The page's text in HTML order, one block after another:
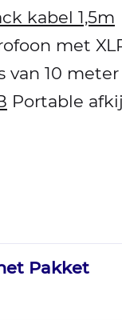
kabel 1,5m
met
van 10 meter
Portable
Pakket